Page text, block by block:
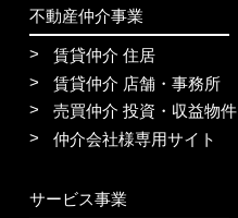
不動産仲介事業
賃貸仲介 住居
賃貸仲介 店舗・事務所
売買仲介 投資・収益物件
仲介会社様専用サイト
サービス事業